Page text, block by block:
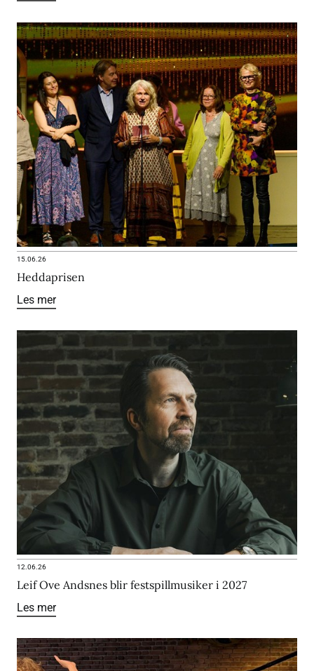
15.06.26
Heddaprisen
Les mer
12.06.26
Leif Ove Andsnes blir festspillmusiker i 2027
Les mer